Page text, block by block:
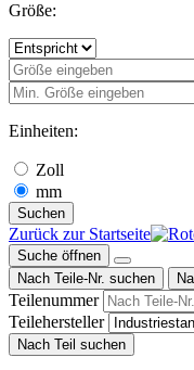
Größe:
Einheiten:
Zoll
mm
Suchen
Zurück zur Startseite
Suche öffnen
Nach Teile-Nr. suchen
Teilenummer
Teilehersteller
Nach Teil suchen